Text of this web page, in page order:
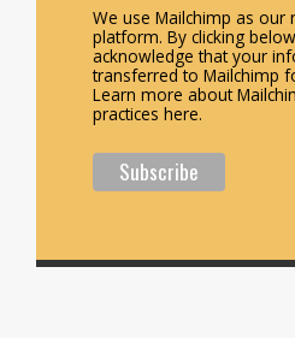
We use Mailchimp as our
platform. By clicking
acknowledge that your
transferred to Mailchimp
Learn more about
practices here.